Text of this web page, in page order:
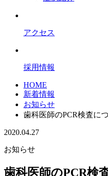
アクセス
採用情報
HOME
新着情報
お知らせ
歯科医師のPCR検査に
2020.04.27
お知らせ
歯科医師のPCR検